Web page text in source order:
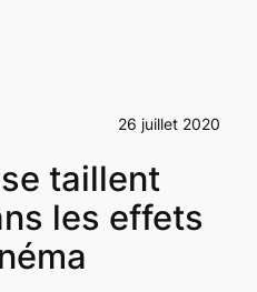
26 juillet 2020
taillent
les effets